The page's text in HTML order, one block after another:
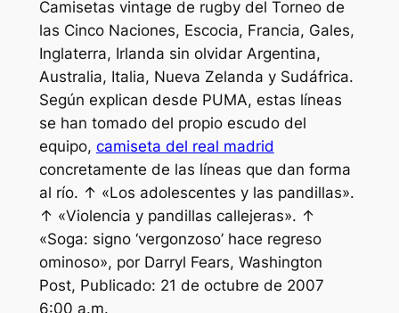
Camisetas vintage de rugby del Torneo de
las Cinco Naciones, Escocia, Francia, Gales,
Inglaterra, Irlanda sin olvidar Argentina,
Australia, Italia, Nueva Zelanda y Sudáfrica.
Según explican desde PUMA, estas líneas
se han tomado del propio escudo del
equipo, camiseta del real madrid
concretamente de las líneas que dan forma
al río. ↑ «Los adolescentes y las pandillas».
↑ «Violencia y pandillas callejeras». ↑
«Soga: signo ‘vergonzoso’ hace regreso
ominoso», por Darryl Fears, Washington
Post, Publicado: 21 de octubre de 2007
6:00 a.m.